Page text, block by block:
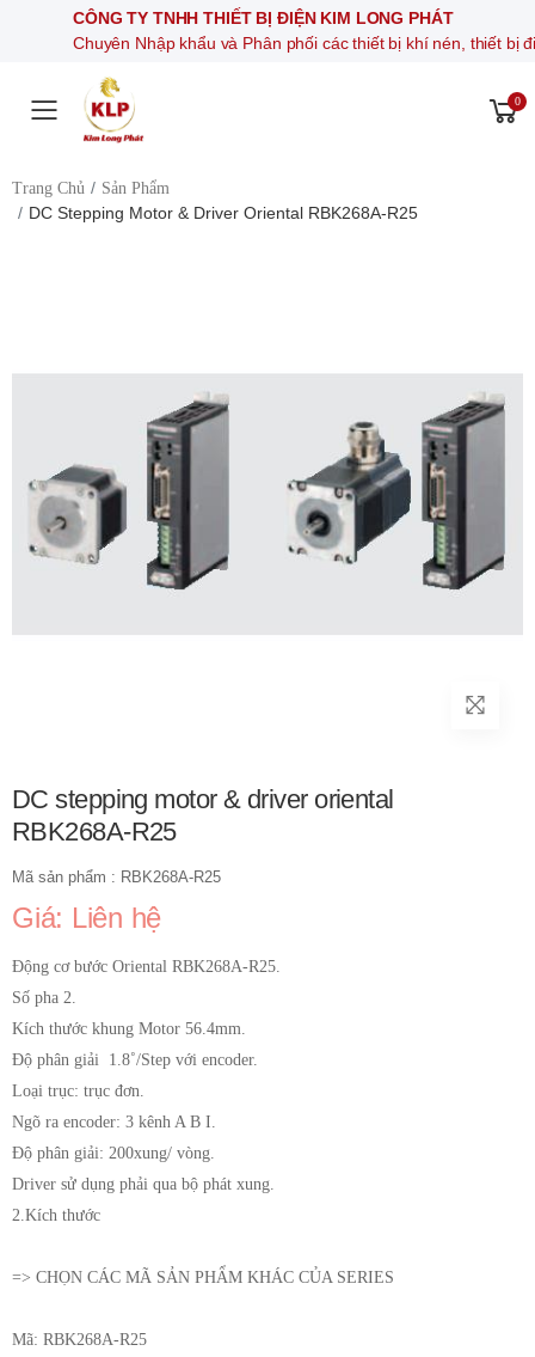
CÔNG TY TNHH THIẾT BỊ ĐIỆN KIM LONG PHÁT
Chuyên Nhập khẩu và Phân phối các thiết bị khí nén, thiết bị điện
Toggle mobile menu
0
Trang Chủ Sản Phẩm
DC Stepping Motor & Driver Oriental RBK268A-R25
DC stepping motor & driver oriental
RBK268A-R25
Mã sản phẩm : RBK268A-R25
Giá: Liên hệ
Động cơ bước Oriental RBK268A-R25.
Số pha 2.
Kích thước khung Motor 56.4mm.
Độ phân giải 1.8˚/Step với encoder.
Loại trục: trục đơn.
Ngõ ra encoder: 3 kênh A B I.
Độ phân giải: 200xung/ vòng.
Driver sử dụng phải qua bộ phát xung.
2.Kích thước
=> CHỌN CÁC MÃ SẢN PHẨM KHÁC CỦA SERIES
Mã: RBK268A-R25